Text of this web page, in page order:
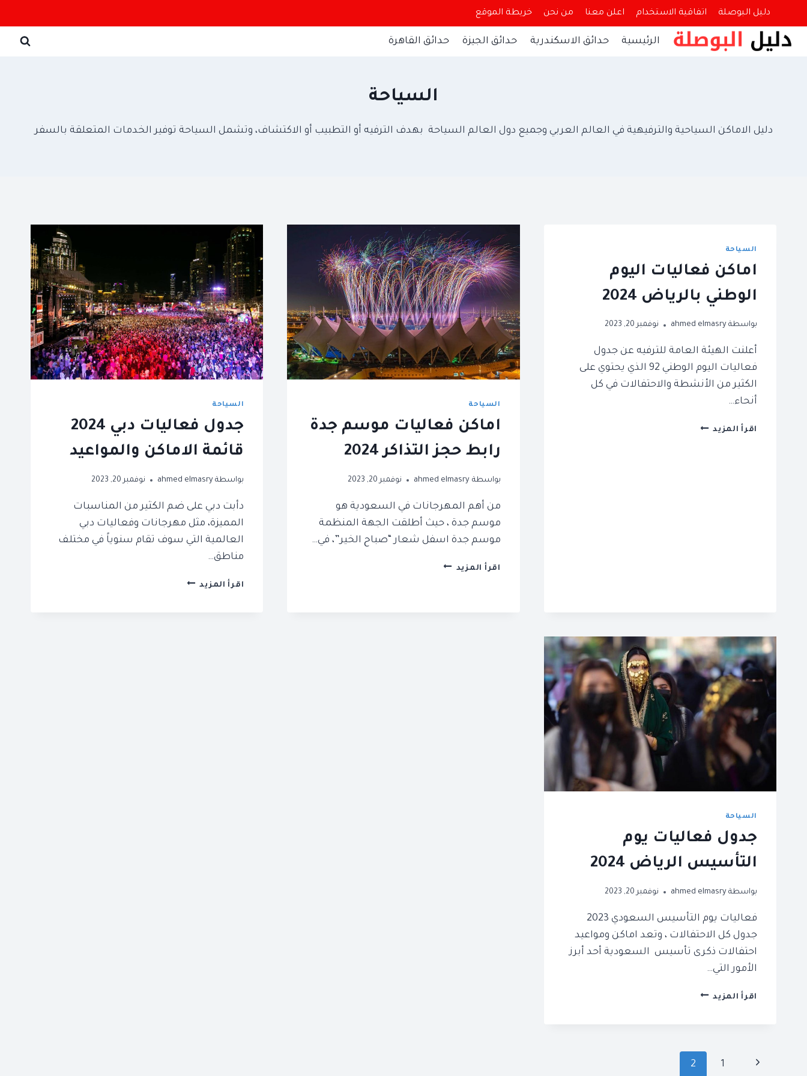
إلى
المحتوى
دليل البوصلة اتفاقية الاستخدام اعلن معنا من نحن خريطة الموقع
الرئيسية حدائق الاسكندرية حدائق الجيزة حدائق القاهرة
السياحة
دليل الاماكن السياحية والترفيهية في العالم العربي وجميع دول العالم السياحة بهدف الترفيه أو التطبيب أو الاكتشاف، وتشمل السياحة توفير الخدمات المتعلقة بالسفر
السياحة
اماكن فعاليات اليوم
الوطني بالرياض 2024
بواسطة ahmed elmasry نوفمبر 20, 2023
أعلنت الهيئة العامة للترفيه عن جدول
فعاليات اليوم الوطني 92 الذي يحتوي على
الكثير من الأنشطة والاحتفالات في كل
أنحاء…
اقرأ المزيد اماكن
السياحة
اماكن فعاليات موسم جدة
رابط حجز التذاكر 2024
بواسطة ahmed elmasry نوفمبر 20, 2023
من أهم المهرجانات في السعودية هو
موسم جدة ، حيث أطلقت الجهة المنظمة
موسم جدة اسفل شعار “صباح الخير”، في…
اقرأ المزيد اماكن
السياحة
جدول فعاليات دبي 2024
قائمة الاماكن والمواعيد
بواسطة ahmed elmasry نوفمبر 20, 2023
دأبت دبي على ضم الكثير من المناسبات
المميزة، مثل مهرجانات وفعاليات دبي
العالمية التي سوف تقام سنوياً في مختلف
مناطق…
اقرأ المزيد جدول
السياحة
جدول فعاليات يوم
التأسيس الرياض 2024
بواسطة ahmed elmasry نوفمبر 20, 2023
فعاليات يوم التأسيس السعودي 2023
جدول كل الاحتفالات ، وتعد اماكن ومواعيد
احتفالات ذكرى تأسيس السعودية أحد أبرز
الأمور التي…
اقرأ المزيد جدول
2024
تنقلالصفحة 1
2